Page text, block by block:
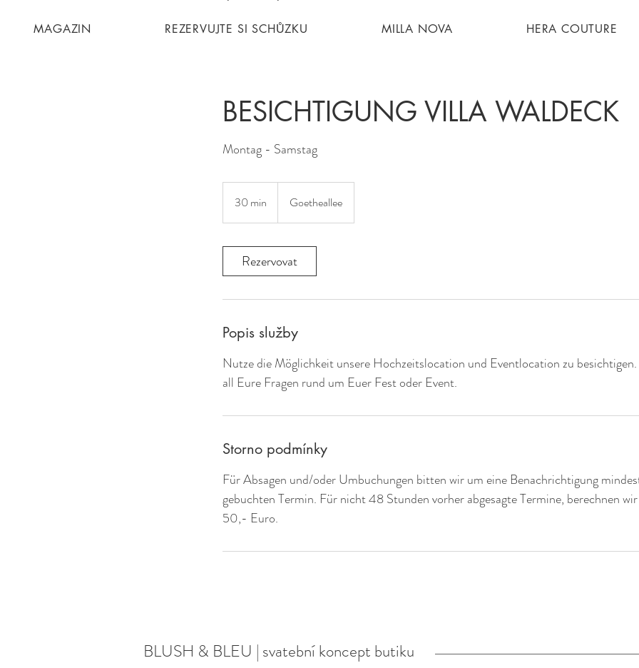
MAGAZIN REZERVUJTE SI SCHŮZKU MILLA NOVA HERA COUTURE
BESICHTIGUNG VILLA WALDECK
Montag - Samstag
30 min
0
n
Goetheallee
Rezervovat
Popis služby
Nutze die Möglichkeit unsere Hochzeitslocation und Eventlocation zu
all Eure Fragen rund um Euer Fest oder Event.
Storno podmínky
Für Absagen und/oder Umbuchungen bitten wir um eine Benachrichtigung
gebuchten Termin. Für nicht 48 Stunden vorher abgesagte Termine, berechnen
50,- Euro.
BLUSH & BLEU | svatební koncept butiku